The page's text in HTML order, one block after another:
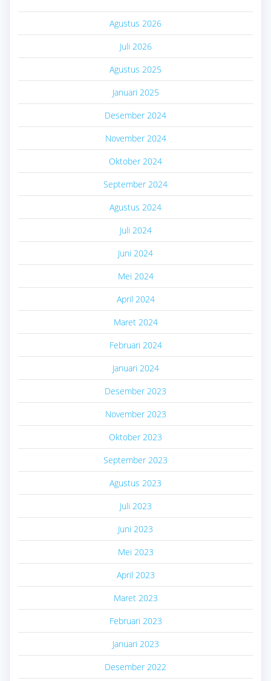
Agustus 2026
Juli 2026
Agustus 2025
Januari 2025
Desember 2024
November 2024
Oktober 2024
September 2024
Agustus 2024
Juli 2024
Juni 2024
Mei 2024
April 2024
Maret 2024
Februari 2024
Januari 2024
Desember 2023
November 2023
Oktober 2023
September 2023
Agustus 2023
Juli 2023
Juni 2023
Mei 2023
April 2023
Maret 2023
Februari 2023
Januari 2023
Desember 2022